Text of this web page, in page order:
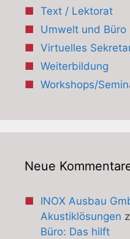
Text / Lektorat
Umwelt und Büro
Virtuelles
Weiterbildung
Workshops/
Neue
INOX Ausbau
Akustiklösungen
Büro: Das hilft